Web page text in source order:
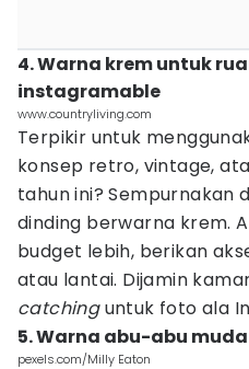
4. Warna krem untuk
instagramable
www.countryliving.com
Terpikir untuk
konsep retro, vintage,
tahun ini? Sempurnakan
dinding berwarna krem.
budget lebih, berikan
atau lantai. Dijamin
catchinguntuk foto ala
5. Warna abu-abu muda
pexels.com/Milly Eaton